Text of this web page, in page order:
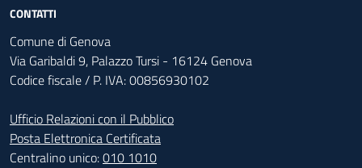
CONTATTI
Comune di Genova
Via Garibaldi 9, Palazzo Tursi - 16124 Genova
Codice fiscale / P. IVA: 00856930102
Ufficio Relazioni con il Pubblico
Posta Elettronica Certificata
Centralino unico:010 1010